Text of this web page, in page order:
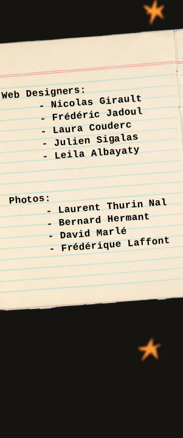
Web Designers:
- Nicolas Girault
- Frédéric Jadoul
- Laura Couderc
- Julien Sigalas
- Leila Albayaty
Photos:
- Laurent Thurin Nal
- Bernard Hermant
- David Marlé
- Frédérique Laffont